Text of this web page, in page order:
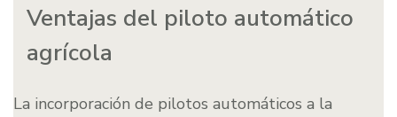
Ventajas del piloto automático
agrícola
La incorporación de pilotos automáticos a la